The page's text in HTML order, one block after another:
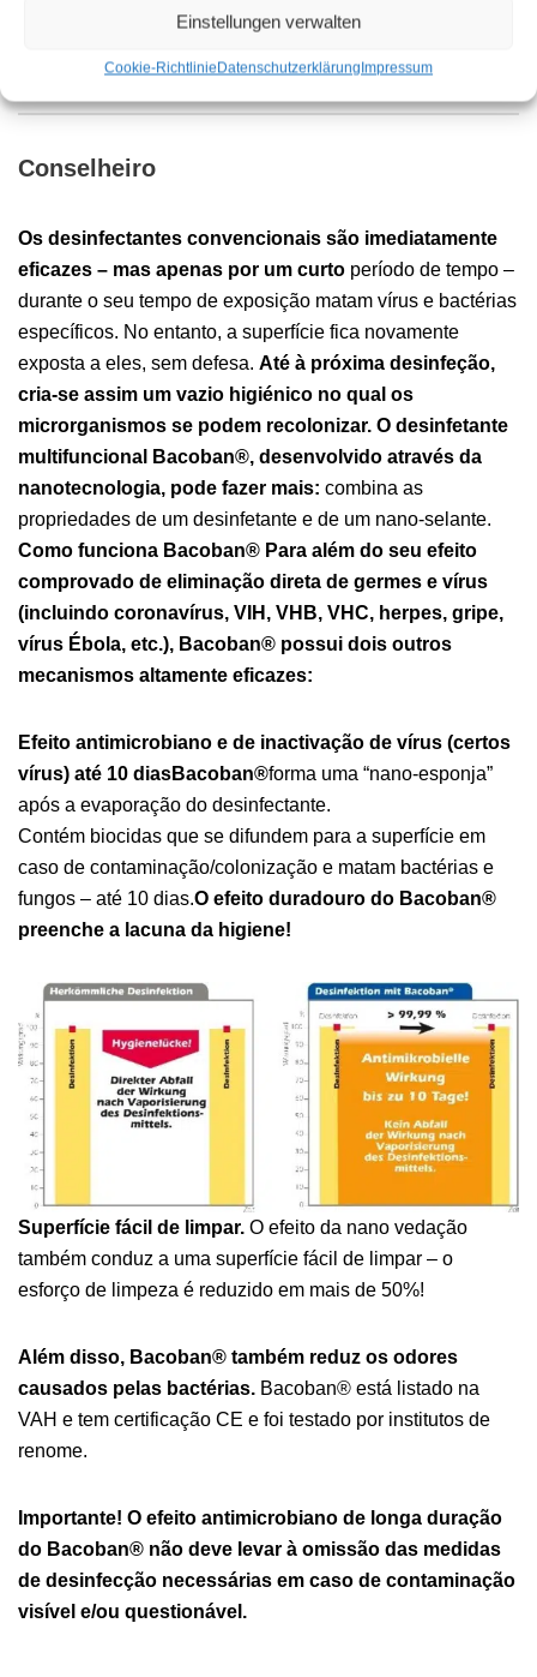
Einstellungen verwalten
Cookie-RichtlinieDatenschutzerklärungImpressum
Bacoban® pode ser utilizado em áreas críticas e sensíveis
Conselheiro
Os desinfectantes convencionais são imediatamente
eficazes – mas apenas por um curto período de tempo –
durante o seu tempo de exposição matam vírus e bactérias
específicos. No entanto, a superfície fica novamente
exposta a eles, sem defesa. Até à próxima desinfeção,
cria-se assim um vazio higiénico no qual os
microrganismos se podem recolonizar. O desinfetante
multifuncional Bacoban®, desenvolvido através da
nanotecnologia, pode fazer mais: combina as
propriedades de um desinfetante e de um nano-selante.
Como funciona Bacoban® Para além do seu efeito
comprovado de eliminação direta de germes e vírus
(incluindo coronavírus, VIH, VHB, VHC, herpes, gripe,
vírus Ébola, etc.), Bacoban® possui dois outros
mecanismos altamente eficazes:
Efeito antimicrobiano e de inactivação de vírus (certos
vírus) até 10 diasBacoban®forma uma “nano-esponja”
após a evaporação do desinfectante.
Contém biocidas que se difundem para a superfície em
caso de contaminação/colonização e matam bactérias e
fungos – até 10 dias.O efeito duradouro do Bacoban®
preenche a lacuna da higiene!
Superfície fácil de limpar. O efeito da nano vedação
também conduz a uma superfície fácil de limpar – o
esforço de limpeza é reduzido em mais de 50%!
Além disso, Bacoban® também reduz os odores
causados pelas bactérias. Bacoban® está listado na
VAH e tem certificação CE e foi testado por institutos de
renome.
Importante! O efeito antimicrobiano de longa duração
do Bacoban® não deve levar à omissão das medidas
de desinfecção necessárias em caso de contaminação
visível e/ou questionável.